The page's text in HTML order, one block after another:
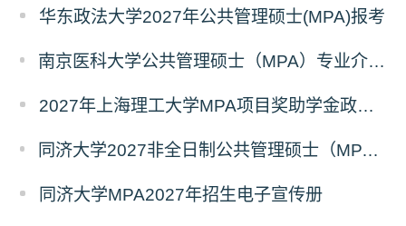
华东政法大学2027年公共管理硕士(MPA)报考
南京医科大学公共管理硕士（MPA）专业介绍（2027年）
2027年上海理工大学MPA项目奖助学金政策发布
同济大学2027非全日制公共管理硕士（MPA）奖学金方案
同济大学MPA2027年招生电子宣传册